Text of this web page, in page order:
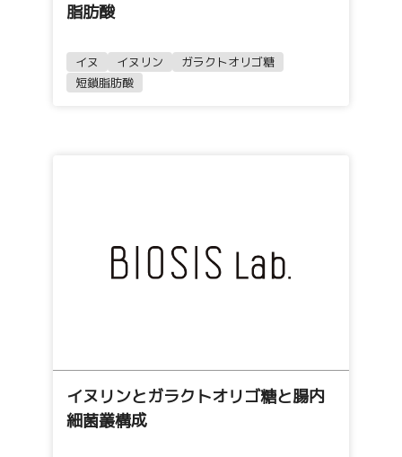
脂肪酸
イヌ イヌリン
ガラクトオリゴ糖
短鎖脂肪酸
イヌリンとガラクトオリゴ糖と腸内
細菌叢構成